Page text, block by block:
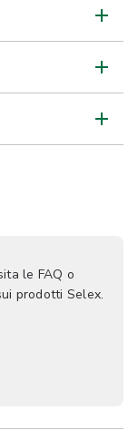
le FAQ o
prodotti Selex.